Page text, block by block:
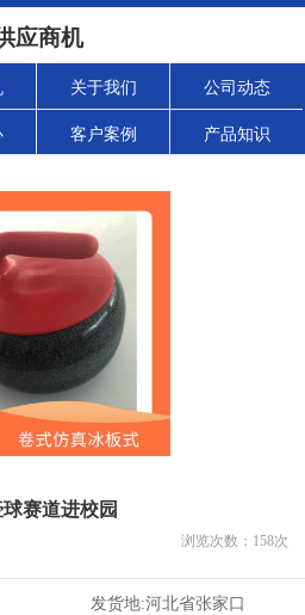
应商机
关于我们 公司动态
客户案例 产品知识
赛道进校园
浏览次数： 158次
发货地:河北省张家口